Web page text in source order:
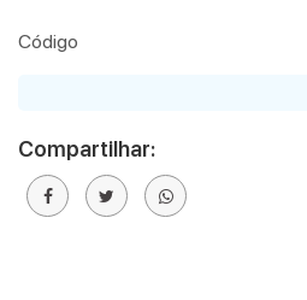
Código
Compartilhar: